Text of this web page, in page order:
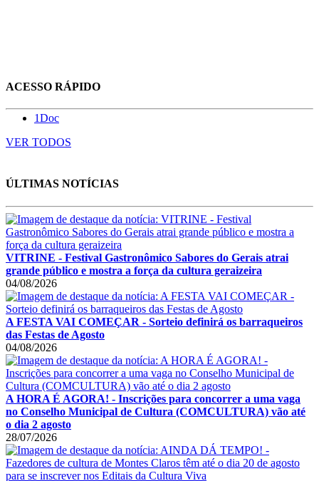
ACESSO RÁPIDO
1Doc
VER TODOS
ÚLTIMAS NOTÍCIAS
VITRINE - Festival Gastronômico Sabores do Gerais atrai
grande público e mostra a força da cultura geraizeira
04/08/2026
A FESTA VAI COMEÇAR - Sorteio definirá os barraqueiros
das Festas de Agosto
04/08/2026
A HORA É AGORA! - Inscrições para concorrer a uma vaga
no Conselho Municipal de Cultura (COMCULTURA) vão até
o dia 2 agosto
28/07/2026